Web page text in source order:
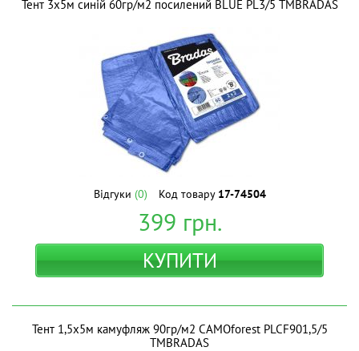
Тент 3х5м синій 60гр/м2 посилений BLUE PL3/5 ТМBRADAS
Відгуки (0) Код товару 17-74504
399 грн.
КУПИТИ
Тент 1,5х5м камуфляж 90гр/м2 CAMOforest PLCF901,5/5
ТМBRADAS